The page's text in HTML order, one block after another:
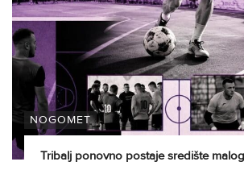
NOGOMET
Tribalj ponovno postaje središte